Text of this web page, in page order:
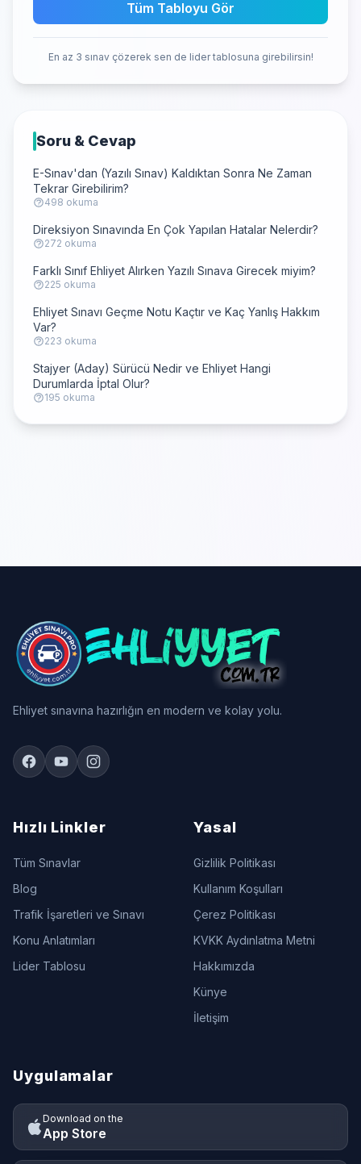
Tüm Tabloyu Gör
En az 3 sınav çözerek sen de lider tablosuna girebilirsin!
Soru & Cevap
E-Sınav'dan (Yazılı Sınav) Kaldıktan Sonra Ne Zaman
Tekrar Girebilirim?
498 okuma
Direksiyon Sınavında En Çok Yapılan Hatalar Nelerdir?
272 okuma
Farklı Sınıf Ehliyet Alırken Yazılı Sınava Girecek miyim?
225 okuma
Ehliyet Sınavı Geçme Notu Kaçtır ve Kaç Yanlış Hakkım
Var?
223 okuma
Stajyer (Aday) Sürücü Nedir ve Ehliyet Hangi
Durumlarda İptal Olur?
195 okuma
Ehliyet sınavına hazırlığın en modern ve kolay yolu.
Hızlı Linkler
Tüm Sınavlar
Blog
Trafik İşaretleri ve Sınavı
Konu Anlatımları
Lider Tablosu
Yasal
Gizlilik Politikası
Kullanım Koşulları
Çerez Politikası
KVKK Aydınlatma Metni
Hakkımızda
Künye
İletişim
Uygulamalar
Download on the
App Store